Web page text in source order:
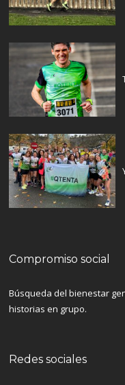
Compromiso social
Búsqueda del bienestar
historias en grupo.
Redes sociales